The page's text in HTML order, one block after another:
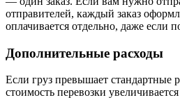
отправителей, каждый заказ
оплачивается отдельно, даже если
Дополнительные расходы
Если груз превышает стандартные
стоимость перевозки